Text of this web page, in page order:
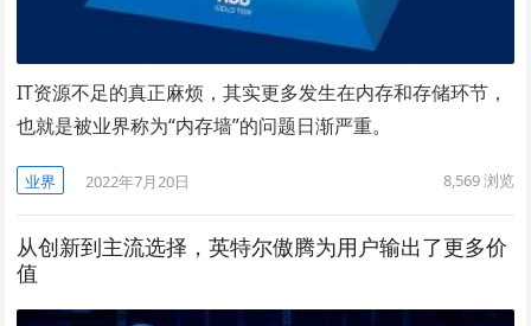
IT资源不足的真正麻烦，其实更多发生在内存和存储环节，
也就是被业界称为“内存墙”的问题日渐严重。
业界 2022年7月20日 8,569浏览
从创新到主流选择，英特尔傲腾为用户输出了更多价
值